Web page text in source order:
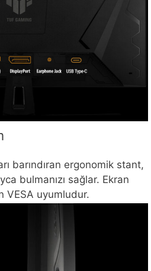
barındıran ergonomik stant,
bulmanızı sağlar. Ekran
VESA uyumludur.